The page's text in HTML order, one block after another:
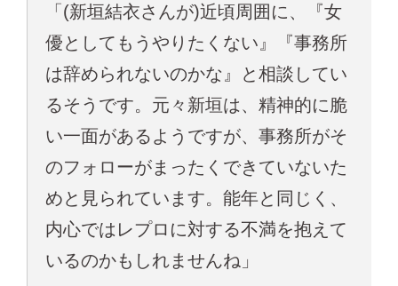
「(新垣結衣さんが)近頃周囲に、『女
優としてもうやりたくない』『事務所
は辞められないのかな』と相談してい
るそうです。元々新垣は、精神的に脆
い一面があるようですが、事務所がそ
のフォローがまったくできていないた
めと見られています。能年と同じく、
内心ではレプロに対する不満を抱えて
いるのかもしれませんね」